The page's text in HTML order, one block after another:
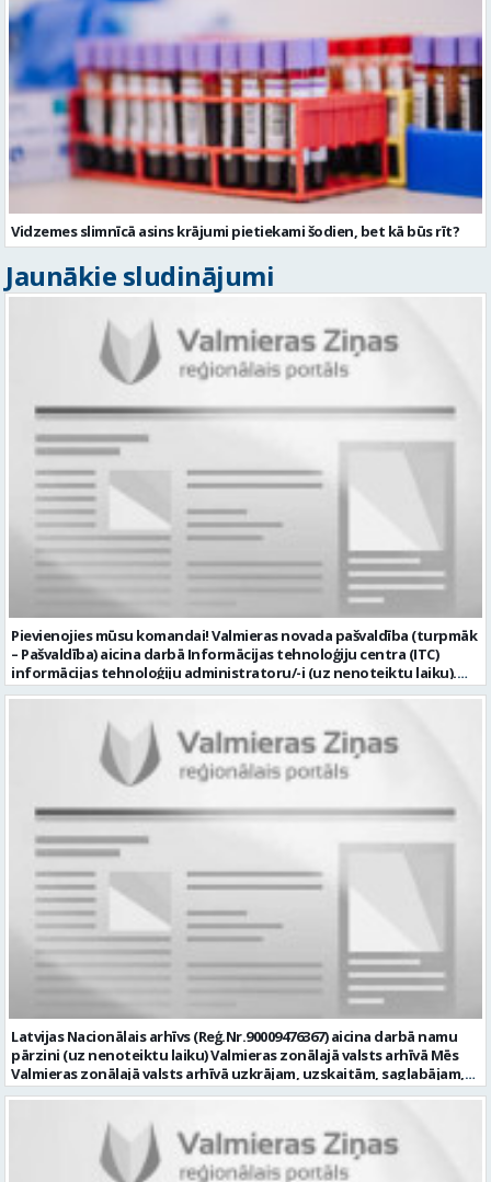
Vidzemes slimnīcā asins krājumi pietiekami šodien, bet kā būs rīt?
Jaunākie sludinājumi
Pievienojies mūsu komandai! Valmieras novada pašvaldība (turpmāk
– Pašvaldība) aicina darbā Informācijas tehnoloģiju centra (ITC)
informācijas tehnoloģiju administratoru/-i (uz nenoteiktu laiku).
Darba vieta: Rūjienas un Naukšēnu apvienību teritorijās Ja Tev ir
(turpmāk – IKT) saistīto problēmu pieteikumu pārvaldību un
operatīvu risināšanu; nodrošināt datortehnikas lietotāju atbalstu
un ar to saistīto problēmsituāciju risināšanu; uzstādīt, konfigurēt,
diagnosticēt un modernizēt Pašvaldības iestāžu datortehniku,
datortīklus un programmatūru, novērst kļūmes to darbībā;
kontrolēt ārējo pakalpojumu sniedzēju darbu izpildi Pašvaldības
iestādēs infrastruktūras uzturēšanā; sagatavot priekšlikumus par
IKT nomaiņu un efektīvāku izmantošanu; un ja Tev ir: vismaz vidējā
profesionālā izglītība informācijas tehnoloģiju jomā; darba
pieredze (ar informācijas tehnoloģijām saistītā jomā); izpratne par
datortehnikas un biroja tehnikas uzbūvi un problēmu risināšanas
secību; izpratne par datortīkla uzbūvi, tīkla iekārtu darbības
principiem; valsts valodas prasmes atbilstoši Valsts valodas likuma
prasībām; kompetences: ļoti labas organizatoriskās un saskarsmes
spējas, argumentācijas prasme; prasme patstāvīgi pieņemt
lēmumus; analītiskās spējas; augsta atbildības sajūta; precizitāte;
spēja strādāt individuāli un komandā; pašiniciatīva un spēja meklēt
un piedāvāt jaunus risinājumus; mēs piedāvājam: dinamisku,
interesantu un atbildīgu darbu un ideju īstenošanas iespējas uz
attīstību vērstā Pašvaldībā; pamatalgu pārbaudes laikā 1258,- EUR
pirms nodokļu nomaksas, pēc pārbaudes laika 1310,- EUR pirms
nodokļu nomaksas; iespēju saņemt atvaļinājuma pabalstu darba un
dzīves līdzsvaram par labu darba sniegumu; darba devēja
līdzfinansētu veselības apdrošināšanu pēc pārbaudes laika beigām,
kā arī citas sociālās garantijas/labumus atbilstoši darba rezultātam
Latvijas Nacionālais arhīvs (Reģ.Nr.90009476367) aicina darbā namu
pārzini (uz nenoteiktu laiku) Valmieras zonālajā valsts arhīvā Mēs
Valmieras zonālajā valsts arhīvā uzkrājam, uzskaitām, saglabājam,
darām pieejamu un popularizējam nacionālo dokumentāro
Valkas, Smiltenes un Limbažu novadi. Aicinām savai komandai
pievienoties čaklu, rūpīgu un atbildīgu kolēģi namu pārziņa amatā,
kurš rūpētos par mūsu darba vietu Valmierā, Cempu ielā 13. Piesakies